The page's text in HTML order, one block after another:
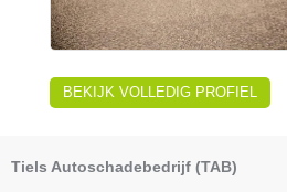
BEKIJK VOLLEDIG PROFIEL
Tiels Autoschadebedrijf (TAB)